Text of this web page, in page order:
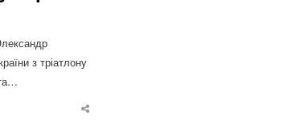
з тріатлону
Share